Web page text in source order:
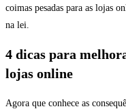
coimas pesadas para as lojas
na lei.
4 dicas para
lojas online
Agora que conhece as